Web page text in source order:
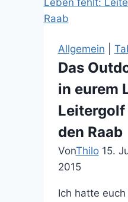
Tin
Allgemein
Das
in eurem
Leitergolf
den Raab
VonThilo 15.
2015
Ich hatte